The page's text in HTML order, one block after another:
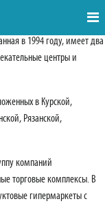
в 1994 году, имеет два
центры и
в Курской,
Рязанской,
компаний
торговые комплексы. В
гипермаркеты с